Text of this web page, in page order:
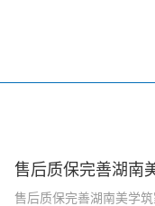
售后质保完善湖南美学